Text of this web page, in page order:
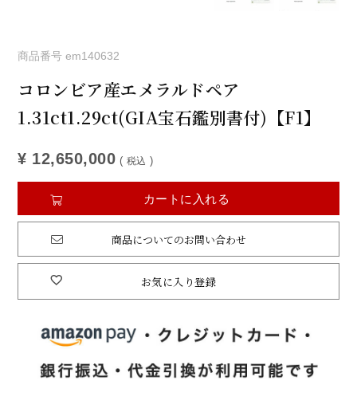
商品番号 em140632
コロンビア産エメラルドペア
1.31ct1.29ct(GIA宝石鑑別書付)【F1】
¥ 12,650,000 税込
お気に入り登録
カートに入れる
商品についてのお問い合わせ